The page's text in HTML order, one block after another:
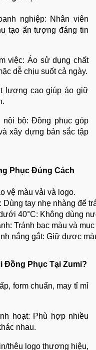
nghiệp: Nhân viên
tạo ấn tượng đáng tin
việc: Áo sử dụng chất
dễ chịu suốt cả ngày.
lượng cao giúp áo giữ
nội bộ: Đồng phục góp
xây dựng bản sắc tập
Phục Đúng Cách
vệ màu vải và logo.
tay nhẹ nhàng để
40°C: Không dùng
Tránh bạc màu và
nắng gắt: Giữ được
Đồng Phục Tại Zumi?
form chuẩn, may tỉ mỉ
hoạt: Phù hợp nhiều
nhau.
thêu logo thương hiệu,